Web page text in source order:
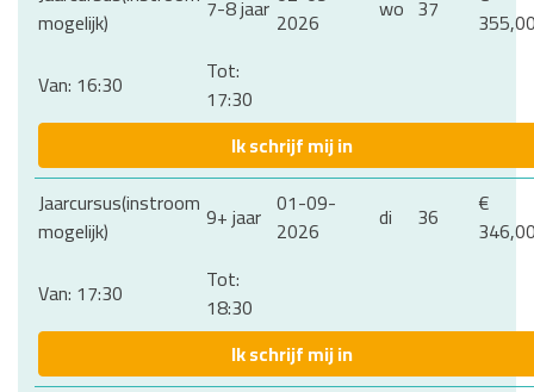
mogelijk)
7-8 jaar 2026
wo 37
Van: 16:30
Tot:
17:30
Ik schrijf mij in
Jaarcursus(instroom
mogelijk)
9+ jaar 01-09-
2026
di 36
€
Van: 17:30
Tot:
18:30
Ik schrijf mij in